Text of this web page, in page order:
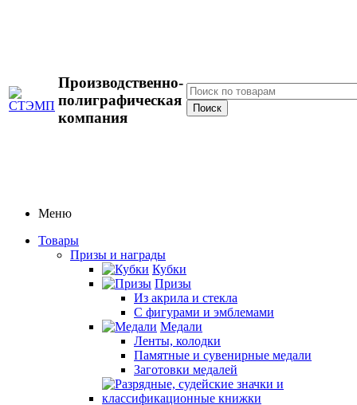
Производственно-
полиграфическая
компания
Меню
Товары
Призы и награды
Кубки
Призы
Из акрила и стекла
С фигурами и эмблемами
Медали
Ленты, колодки
Памятные и сувенирные медали
Заготовки медалей